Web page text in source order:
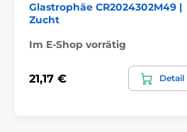
Glastrophäe CR2024302M49 |
Zucht
Im E-Shop vorrätig
21,17 € Detail